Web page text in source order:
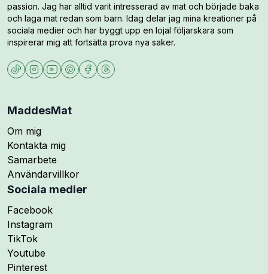
passion. Jag har alltid varit intresserad av mat och började baka
och laga mat redan som barn. Idag delar jag mina kreationer på
sociala medier och har byggt upp en lojal följarskara som
inspirerar mig att fortsätta prova nya saker.
MaddesMat
Om mig
Kontakta mig
Samarbete
Användarvillkor
Sociala medier
Följ mig på
Facebook
Följ mig på
Instagram
Följ mig på
TikTok
Följ mig på
Youtube
Följ mig på
Pinterest